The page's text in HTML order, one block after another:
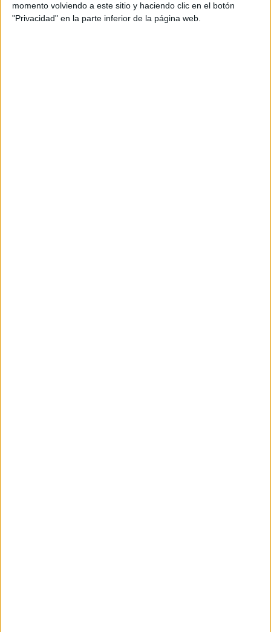
momento volviendo a este sitio y haciendo clic en el botón
"Privacidad" en la parte inferior de la página web.
SHARE